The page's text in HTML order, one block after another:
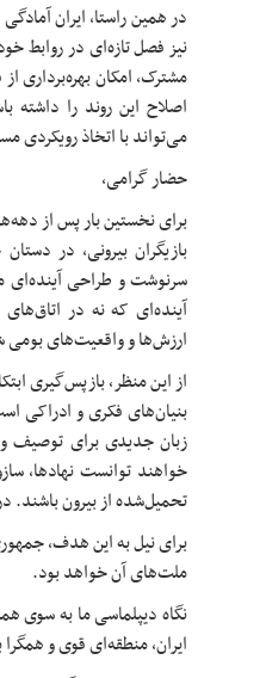
در همین راستا، ایران
نیز فصل تازه‌ای در روابط
مشترک، امکان بهره‌برداری
اصلاح این روند را داشته
می‌تواند با اتخاذ رویکردی
حضار گرامی،
برای نخستین بار پس از
بازیگران بیرونی، در
سرنوشت و طراحی آینده‌ای
آینده‌ای که نه در
ارزش‌ها و واقعیت‌های
از این منظر، بازپس‌گیری
بنیان‌های فکری و ادراکی
زبان جدیدی برای توصیف
خواهند توانست نهادها،
تحمیل‌شده از بیرون باشند.
برای نیل به این هدف،
ملت‌های آن خواهد بود.
نگاه دیپلماسی ما به سوی
ایران، منطقه‌ای قوی و